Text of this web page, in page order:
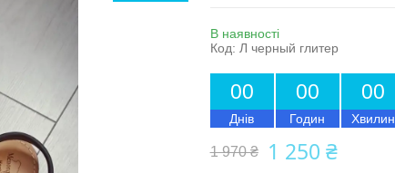
В наявності
Код: Л черный глитер
00
Днів
00
Годин
00
Хвилин
1 970 ₴ 1 250 ₴